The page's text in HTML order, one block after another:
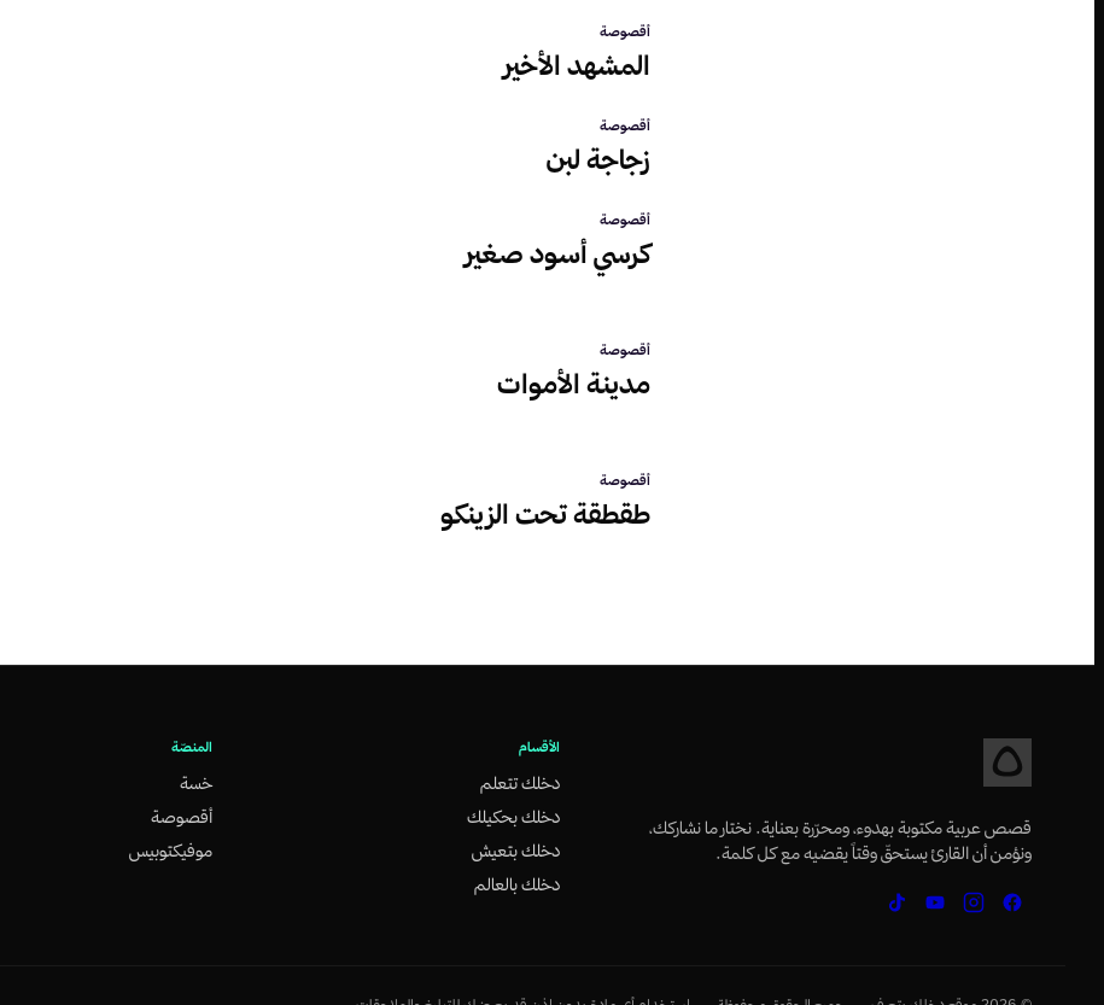
أقصوصة
المشهد الأخير
أقصوصة
زجاجة لبن
أقصوصة
كرسي أسود صغير
أقصوصة
مدينة الأموات
أقصوصة
طقطقة تحت الزينكو
قصص عربية مكتوبة بهدوء، ومحرّرة بعناية. نختار ما نشاركك،
ونؤمن أن القارئ يستحقّ وقتاً يقضيه مع كل كلمة.
الأقسام
دخلك تتعلم
دخلك بحكيلك
دخلك بتعيش
دخلك بالعالم
المنصّة
خسة
أقصوصة
موفيكتوبيس